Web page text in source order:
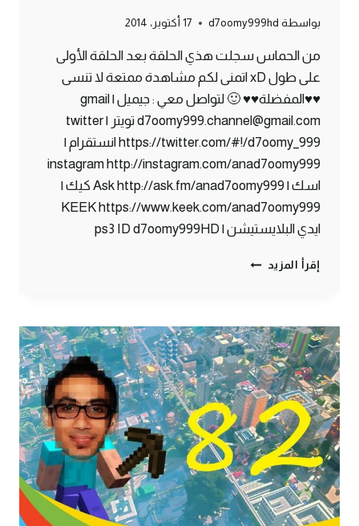
بواسطة d7oomy999hd 17 أكتوبر، 2014
من الحماس سجلت هذي الحلقة بعد الحلقة الأولى
على طول xD اتمنى لكم مشاهدة ممتعة لا تنسى
♥♥المفضلة♥♥ 🙂 لتواصل معي : جيميل | gmail
d7oomy999.channel@gmail.com تويتر | twitter
https://twitter.com/#!/d7oomy_999 انستقرام |
instagram http://instagram.com/anad7oomy999
اسك | Ask http://ask.fm/anad7oomy999 كيك |
KEEK https://www.keek.com/anad7oomy999
ايدي البلايستيشن | ps3 ID d7oomy999HD
إقرأ المزيد ماين
في
كهف
#83
|
83#
MINECRAFT
:
D7OOMY999